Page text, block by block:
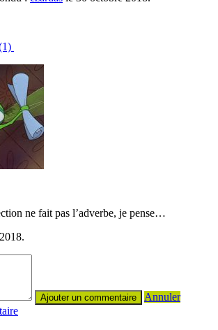
ne fait pas l’adverbe, je pense…
Annuler